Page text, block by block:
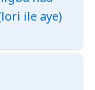
ile aye)